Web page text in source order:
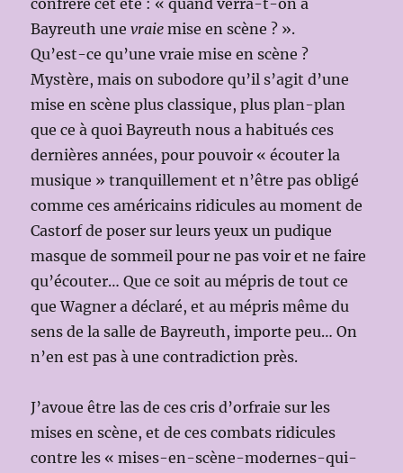
confrère cet été : « quand verra-t-on à
Bayreuth unevraie mise en scène ? ».
Qu’est-ce qu’une vraie mise en scène ?
Mystère, mais on subodore qu’il s’agit d’une
mise en scène plus classique, plus plan-plan
que ce à quoi Bayreuth nous a habitués ces
dernières années, pour pouvoir « écouter la
musique » tranquillement et n’être pas obligé
comme ces américains ridicules au moment de
Castorf de poser sur leurs yeux un pudique
masque de sommeil pour ne pas voir et ne faire
qu’écouter… Que ce soit au mépris de tout ce
que Wagner a déclaré, et au mépris même du
sens de la salle de Bayreuth, importe peu… On
n’en est pas à une contradiction près.
J’avoue être las de ces cris d’orfraie sur les
mises en scène, et de ces combats ridicules
contre les « mises-en-scène-modernes-qui-